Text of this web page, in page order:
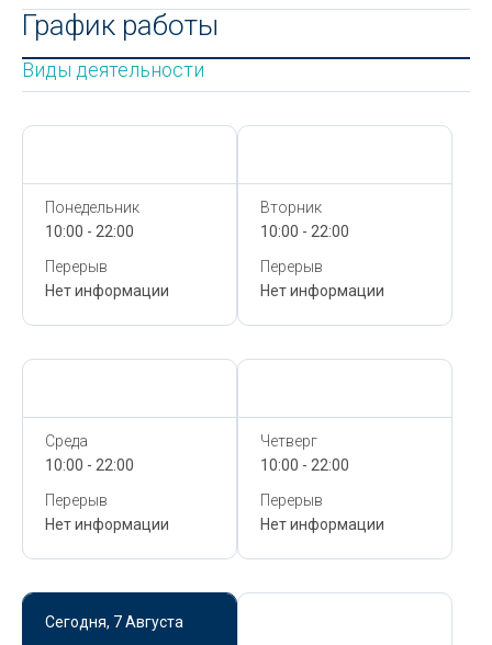
График работы
Виды деятельности
Понедельник
10:00 - 22:00
Перерыв
Нет информации
Вторник
10:00 - 22:00
Перерыв
Нет информации
Среда
10:00 - 22:00
Перерыв
Нет информации
Четверг
10:00 - 22:00
Перерыв
Нет информации
Сегодня, 7 Августа